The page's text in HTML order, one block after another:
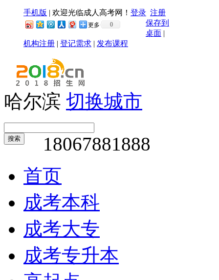
手机版 | 欢迎光临成人高考网！ 登录 注册
更多 0
保存到
桌面 |
机构注册 | 登记需求 | 发布课程
哈尔滨 切换城市
搜索
18067881888
首页
成考本科
成考大专
成考专升本